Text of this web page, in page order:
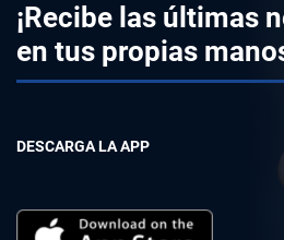
¡Recibe las últimas
en tus propias
DESCARGA LA APP